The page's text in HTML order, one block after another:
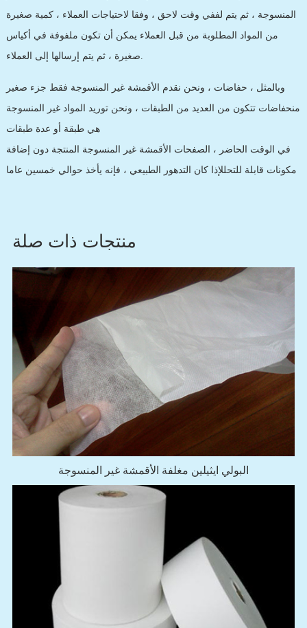
المنسوجة ، ثم يتم لففي وقت لاحق ، وفقا لاحتياجات العملاء ، كمية صغيرة
من المواد المطلوبة من قبل العملاء يمكن أن تكون ملفوفة في أكياس
صغيرة ، ثم يتم إرسالها إلى العملاء.
وبالمثل ، حفاضات ، ونحن نقدم الأقمشة غير المنسوجة فقط جزء صغير
منحفاضات تتكون من العديد من الطبقات ، ونحن توريد المواد غير المنسوجة
هي طبقة أو عدة طبقات
في الوقت الحاضر ، الصفحات الأقمشة غير المنسوجة المنتجة دون إضافة
مكونات قابلة للتحللإذا كان التدهور الطبيعي ، فإنه يأخذ حوالي خمسين عاما
منتجات ذات صلة
البولي ايثيلين مغلفة الأقمشة غير المنسوجة